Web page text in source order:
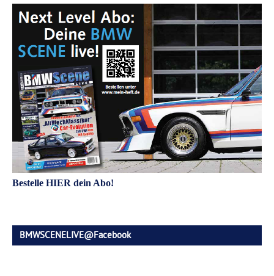
Bestelle HIER dein Abo!
BMWSCENELIVE@Facebook